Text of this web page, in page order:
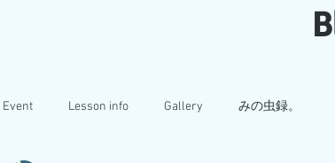
Event Lesson info Gallery みの虫録。